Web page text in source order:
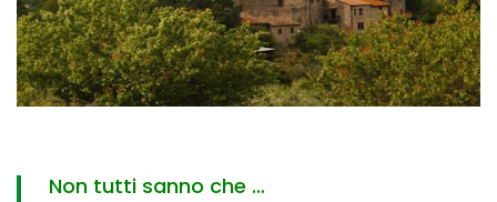
Non tutti sanno che …